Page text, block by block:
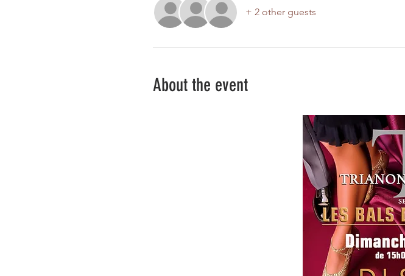
+ 2 other guests
About the event